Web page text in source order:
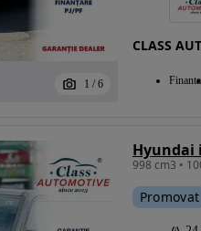
1 / 6
CLASS
Promovat